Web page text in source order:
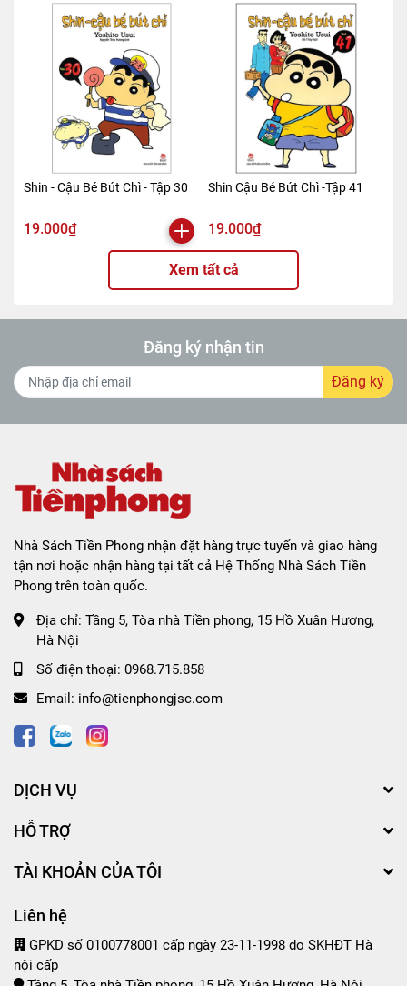
Shin - Cậu Bé Bút Chì - Tập 30
19.000₫
Shin Cậu Bé Bút Chì -Tập 41
19.000₫
Xem tất cả
Đăng ký nhận tin
Đăng ký
Nhà Sách Tiền Phong nhận đặt hàng trực tuyến và giao hàng
tận nơi hoặc nhận hàng tại tất cả Hệ Thống Nhà Sách Tiền
Phong trên toàn quốc.
Địa chỉ: Tầng 5, Tòa nhà Tiền phong, 15 Hồ Xuân Hương,
Hà Nội
Số điện thoại: 0968.715.858
Email: info@tienphongjsc.com
DỊCH VỤ
HỖ TRỢ
TÀI KHOẢN CỦA TÔI
Liên hệ
GPKD số 0100778001 cấp ngày 23-11-1998 do SKHĐT Hà
nội cấp